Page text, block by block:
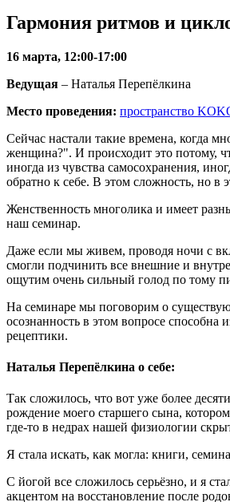
Гармония ритмов и
16 марта, 12:00-17:00
Ведущая – Наталья Перепёлкина
Место проведения: пространство
Сейчас настали такие времена, когда
женщина?". И происходит это потому,
иногда из чувства самосохранения,
обратно к себе. В этом сложность, но в
Женственность многолика и имеет
наш семинар.
Даже если мы живем, проводя ночи с
смогли подчинить все внешние и
ощутим очень сильный голод по тому
На семинаре мы поговорим о
осознанность в этом вопросе способна
рецептики.
Наталья Перепёлкина о себе:
Так сложилось, что вот уже более
рождение моего старшего сына,
где-то в недрах нашей физиологии
Я стала искать, как могла: книги,
С йогой все сложилось серьёзно, и я
акцентом на восстановление после